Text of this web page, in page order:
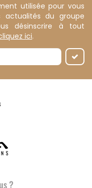
utilisée pour vous
actualités du groupe
désinscrire à tout
ici.
?